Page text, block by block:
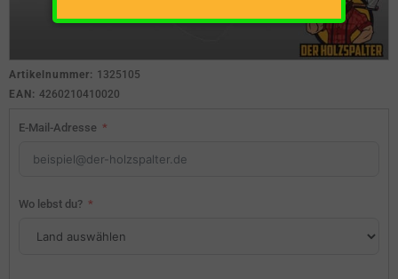
Artikelnummer: 1325105
EAN: 4260210410020
E-Mail-Adresse
Wo lebst du?